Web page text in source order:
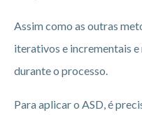
Assim como as outras
iterativos e incrementais
durante o processo.
Para aplicar o ASD, é